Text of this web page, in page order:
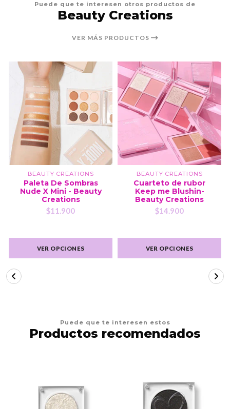
Puede que te interesen otros productos de
Beauty Creations
VER MÁS PRODUCTOS
BEAUTY CREATIONS
Paleta De Sombras
Nude X Mini - Beauty
Creations
$11.900
VER OPCIONES
BEAUTY CREATIONS
Cuarteto de rubor
Keep me Blushin-
Beauty Creations
$14.900
VER OPCIONES
Puede que te interesen estos
Productos recomendados